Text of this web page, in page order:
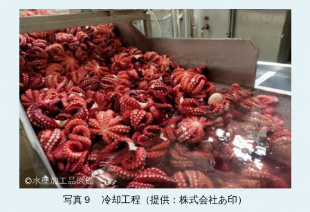
写真９ 冷却工程（提供：株式会社あ印）